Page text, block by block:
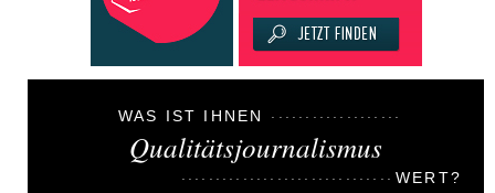
WAS IST IHNEN
Qualitätsjournalismus
WERT?